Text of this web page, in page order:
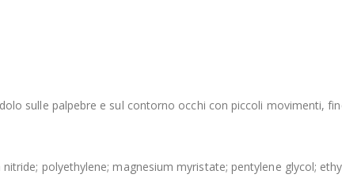
sulle palpebre e sul contorno occhi con piccoli movimenti,
polyethylene; magnesium myristate; pentylene glycol;